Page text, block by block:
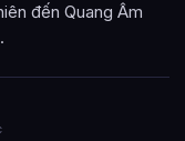
đến Quang Âm